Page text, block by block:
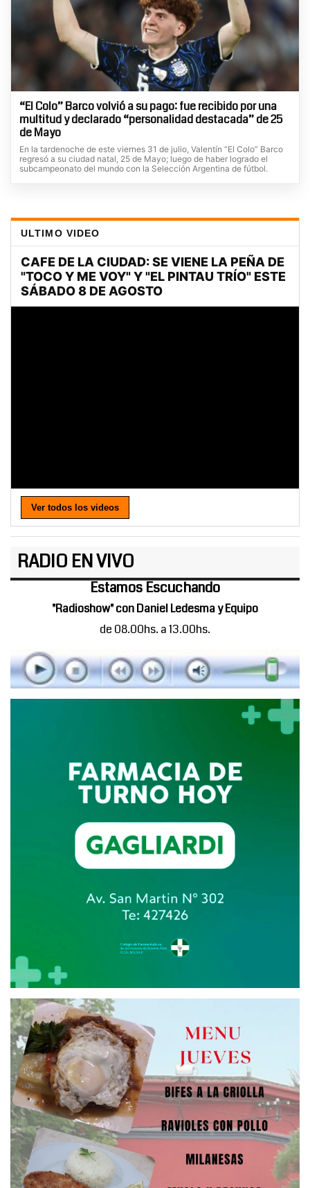
“El Colo” Barco volvió a su pago: fue recibido por una
multitud y declarado “personalidad destacada” de 25
de Mayo
En la tardenoche de este viernes 31 de julio, Valentín “El Colo” Barco
regresó a su ciudad natal, 25 de Mayo; luego de haber logrado el
subcampeonato del mundo con la Selección Argentina de fútbol.
ULTIMO VIDEO
Ver todos los videos
RADIO EN VIVO
Estamos Escuchando
"Radioshow" con Daniel Ledesma y Equipo
de 08.00hs. a 13.00hs.